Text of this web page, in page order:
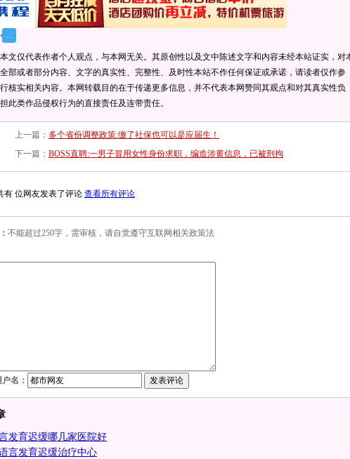
文仅代表作者个人观点，与本网无关。其原创性以及文中陈述文字和内容未经本站证实，对
部或者部分内容、文字的真实性、完整性、及时性本站不作任何保证或承诺，请读者仅作参
核实相关内容。本网转载目的在于传递更多信息，并不代表本网赞同其观点和对其真实性负
此类作品侵权行为的直接责任及连带责任。
上一篇： 多个省份调整政策:缴了社保也可以是应届生！
下一篇： BOSS直聘:一男子冒用女性身份求职，编造涉黄信息，已被刑拘
有 位网友发表了评论 查看所有评论
不能超过250字，需审核，请自觉遵守互联网相关政策法
户名：
发育迟缓哪几家医院好
言发育迟缓治疗中心